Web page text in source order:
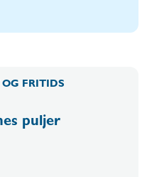
FRITIDS
puljer